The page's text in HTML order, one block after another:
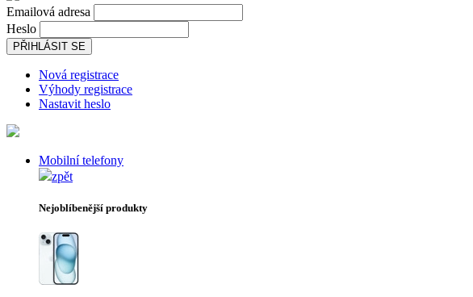
Emailová adresa
Heslo
PŘIHLÁSIT SE
Nová registrace
Výhody registrace
Nastavit heslo
Mobilní telefony
zpět
Nejoblíbenější produkty